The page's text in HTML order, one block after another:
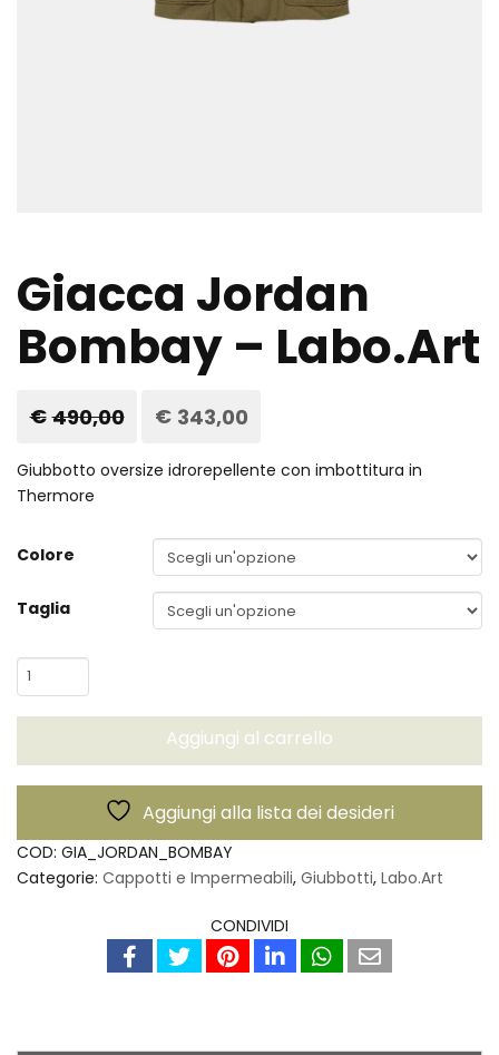
Giacca Jordan
Bombay – Labo.Art
€ 490,00 prezzo
era:
€490,00.
€ 343,00
è:
€343,00.
Giubbotto oversize idrorepellente con imbottitura in
Thermore
Colore
Taglia
Giacca
Jordan
Bombay
Labo.Art
Aggiungi al carrello
Aggiungi alla lista dei desideri
COD: GIA_JORDAN_BOMBAY
Categorie: Cappotti e Impermeabili, Giubbotti, Labo.Art
CONDIVIDI